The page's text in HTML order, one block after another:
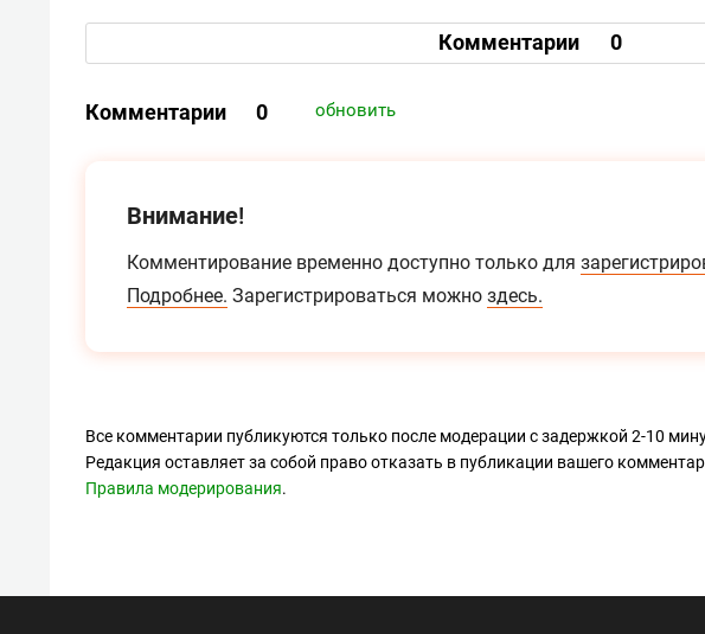
Комментарии 0
Комментарии 0 обновить
Внимание!
Комментирование временно доступно только для
Подробнее. Зарегистрироваться можно здесь.
Все комментарии публикуются только после модерации с задержкой 2-10
Редакция оставляет за собой право отказать в публикации вашего
Правила модерирования.